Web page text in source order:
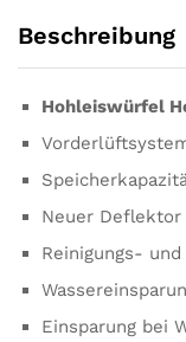
Beschreibung
Hohleiswürfel
Neuer
Reinigungs-
Einsparung bei